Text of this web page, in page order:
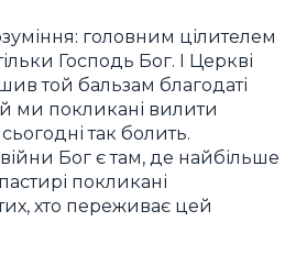
головним цілителем
Господь Бог. І Церкві
той бальзам благодаті
ми покликані вилити
так болить.
Бог є там, де найбільше
покликані
хто переживає цей